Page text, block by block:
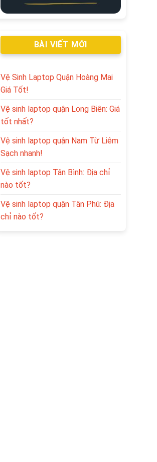
BÀI VIẾT MỚI
Vệ Sinh Laptop Quận Hoàng Mai
Giá Tốt!
Vệ sinh laptop quận Long Biên: Giá
tốt nhất?
Vệ sinh laptop quận Nam Từ Liêm
Sạch nhanh!
Vệ sinh laptop Tân Bình: Địa chỉ
nào tốt?
Vệ sinh laptop quận Tân Phú: Địa
chỉ nào tốt?